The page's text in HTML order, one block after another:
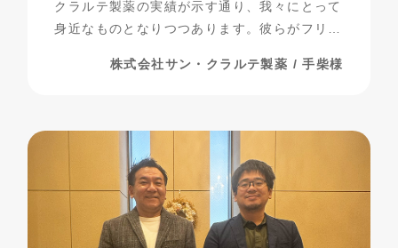
クラルテ製薬の実績が示す通り、我々にとって
身近なものとなりつつあります。彼らがフリー
過程には、多くの挑戦と努力が詰まっていま
株式会社サン・クラルテ製薬 / 手柴様